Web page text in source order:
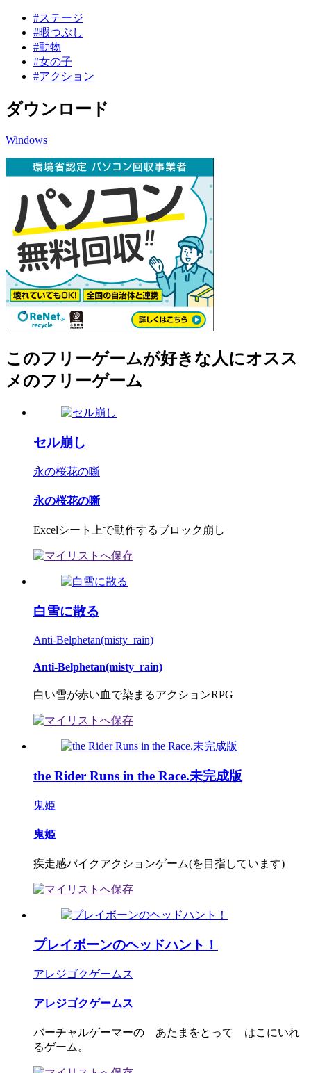
#ステージ
#暇つぶし
#動物
#女の子
#アクション
ダウンロード
Windows
このフリーゲームが好きな人にオスス
メのフリーゲーム
セル崩し
永の桜花の噺
永の桜花の噺
Excelシート上で動作するブロック崩し
白雪に散る
Anti-Belphetan(misty_rain)
Anti-Belphetan(misty_rain)
白い雪が赤い血で染まるアクションRPG
the Rider Runs in the Race.未完成版
鬼姫
鬼姫
疾走感バイクアクションゲーム(を目指しています)
プレイボーンのヘッドハント！
アレジゴクゲームス
アレジゴクゲームス
バーチャルゲーマーの あたまをとって はこにいれ
るゲーム。